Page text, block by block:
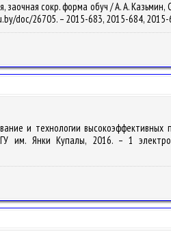
сокр. форма обуч / А. А. Казьмин,
doc/26705. – 2015-683, 2015-684,
и технологии высокоэффективных
им. Янки Купалы, 2016. – 1